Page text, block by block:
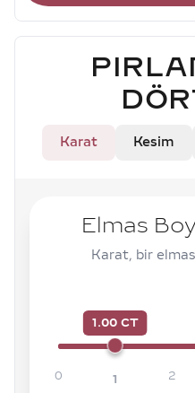
Karat Kesim
Elmas
Karat, bir
1.00 CT
0 1 2